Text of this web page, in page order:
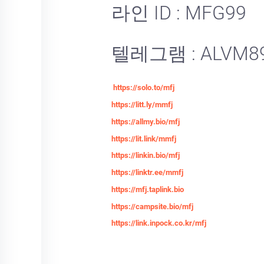
라인 ID : MFG99
텔레그램 :
https://solo.to/mfj
https://litt.ly/mmfj
https://allmy.bio/mfj
https://lit.link/mmfj
https://linkin.bio/mfj
https://linktr.ee/mmfj
https://mfj.taplink.bio
https://campsite.bio/mfj
https://link.inpock.co.kr/mfj